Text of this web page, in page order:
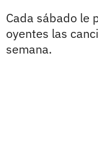
Cada sábado le
oyentes las
semana.